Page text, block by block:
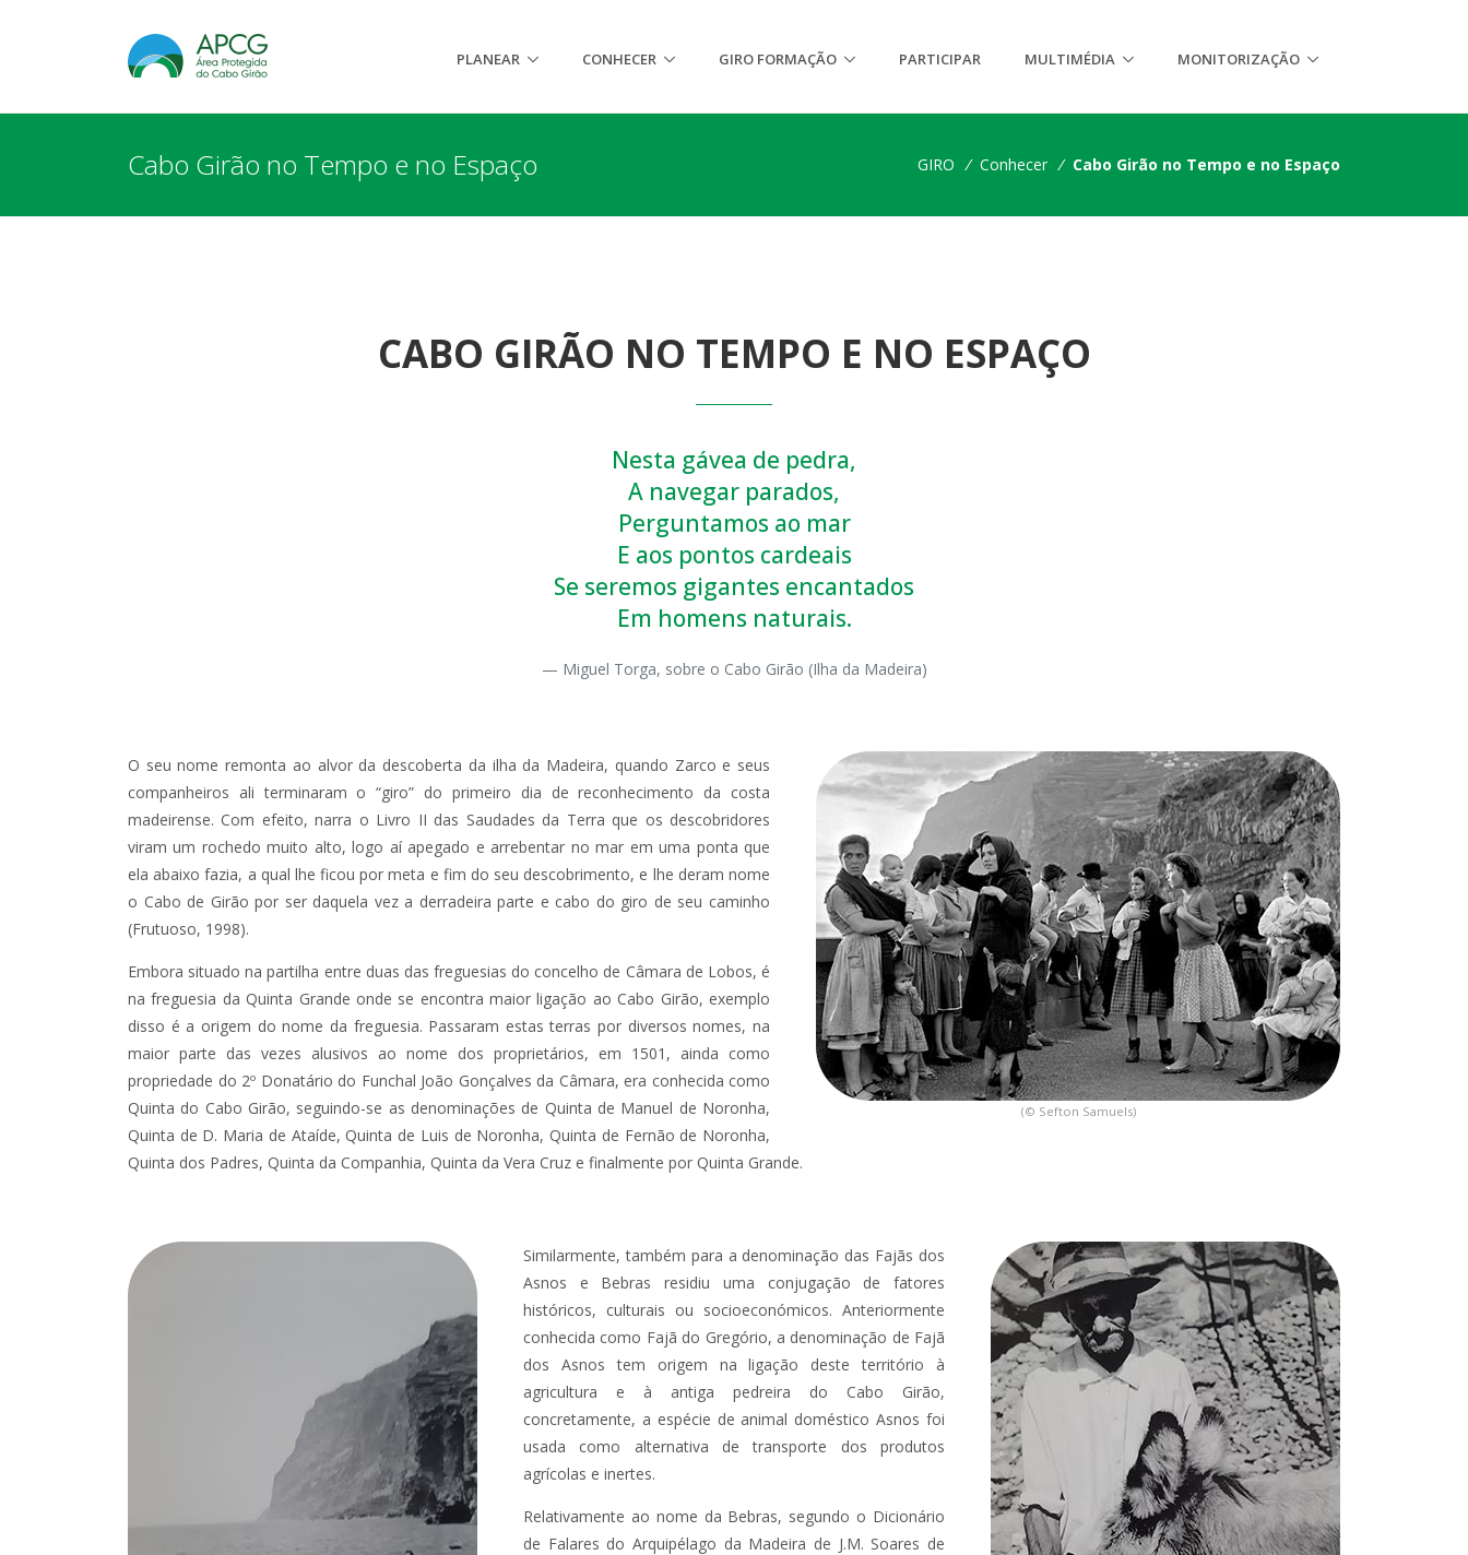
PLANEAR CONHECER GIRO FORMAÇÃO PARTICIPAR MULTIMÉDIA MONITORIZAÇÃO
Cabo Girão no Tempo e no Espaço GIRO / Conhecer / Cabo Girão no Tempo e no Espaço
CABO GIRÃO NO TEMPO E NO ESPAÇO
Nesta gávea de pedra,
A navegar parados,
Perguntamos ao mar
E aos pontos cardeais
Se seremos gigantes encantados
Em homens naturais.
Miguel Torga, sobre o Cabo Girão (Ilha da Madeira)
(© Sefton Samuels)
O seu nome remonta ao alvor da descoberta da ilha da Madeira, quando Zarco e seus
companheiros ali terminaram o “giro” do primeiro dia de reconhecimento da costa
madeirense. Com efeito, narra o Livro II das Saudades da Terra que os descobridores
viram um rochedo muito alto, logo aí apegado e arrebentar no mar em uma ponta que
ela abaixo fazia, a qual lhe ficou por meta e fim do seu descobrimento, e lhe deram nome
o Cabo de Girão por ser daquela vez a derradeira parte e cabo do giro de seu caminho
(Frutuoso, 1998).
Embora situado na partilha entre duas das freguesias do concelho de Câmara de Lobos, é
na freguesia da Quinta Grande onde se encontra maior ligação ao Cabo Girão, exemplo
disso é a origem do nome da freguesia. Passaram estas terras por diversos nomes, na
maior parte das vezes alusivos ao nome dos proprietários, em 1501, ainda como
propriedade do 2º Donatário do Funchal João Gonçalves da Câmara, era conhecida como
Quinta do Cabo Girão, seguindo-se as denominações de Quinta de Manuel de Noronha,
Quinta de D. Maria de Ataíde, Quinta de Luis de Noronha, Quinta de Fernão de Noronha,
Quinta dos Padres, Quinta da Companhia, Quinta da Vera Cruz e finalmente por Quinta Grande.
Similarmente, também para a denominação das Fajãs dos
Asnos e Bebras residiu uma conjugação de fatores
históricos, culturais ou socioeconómicos. Anteriormente
conhecida como Fajã do Gregório, a denominação de Fajã
dos Asnos tem origem na ligação deste território à
agricultura e à antiga pedreira do Cabo Girão,
concretamente, a espécie de animal doméstico Asnos foi
usada como alternativa de transporte dos produtos
agrícolas e inertes.
Relativamente ao nome da Bebras, segundo o Dicionário
de Falares do Arquipélago da Madeira de J.M. Soares de